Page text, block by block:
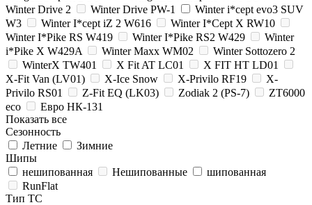
Winter Drive 2
Winter Drive PW-1
Winter i*cept evo3 SUV
W3
Winter I*cept iZ 2 W616
Winter I*Cept X RW10
Winter I*Pike RS W419
Winter I*Pike RS2 W429
Winter
i*Pike X W429A
Winter Maxx WM02
Winter Sottozero 2
WinterX TW401
X Fit AT LC01
X FIT HT LD01
X-Fit Van (LV01)
X-Ice Snow X-Privilo RF19
X-
Privilo RS01
Z-Fit EQ (LK03) Zodiak 2 (PS-7)
ZT6000
eco
Евро НК-131
Показать все
Сезонность
Летние
Зимние
Шипы
нешипованная
Нешипованные
шипованная
RunFlat
Тип ТС